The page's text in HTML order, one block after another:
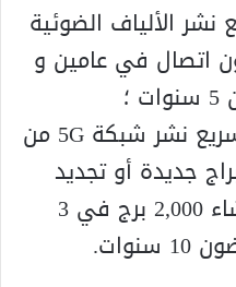
الألياف الضوئية
بهدف 1 مليون اتصال في عامين و
. « TowerCo » مكرسة لتسريع نشر شبكة 5G من
جديدة أو تجديد
الأبراج الحالية ، بهدف إنشاء 2,000 برج في 3